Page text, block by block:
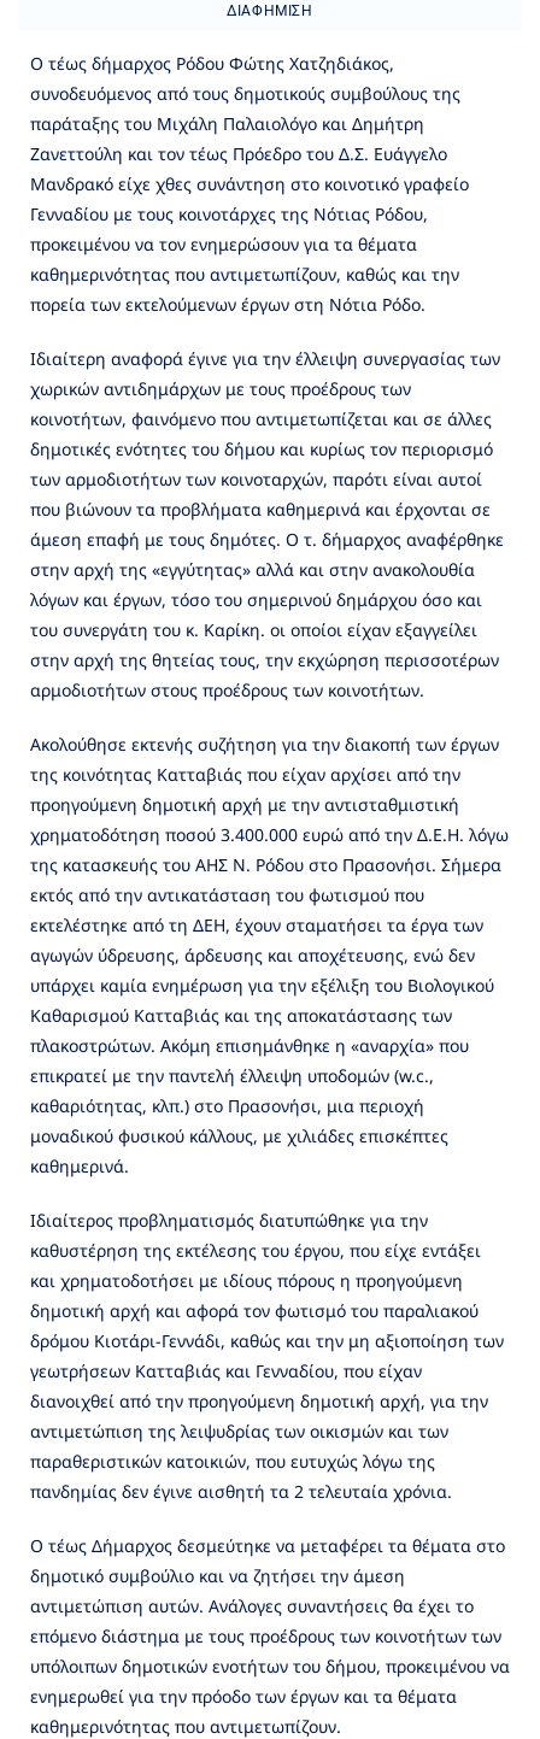
ΔΙΑΦΉΜΙΣΗ
Ο τέως δήμαρχος Ρόδου Φώτης Χατζηδιάκος,
συνοδευόμενος από τους δημοτικούς συμβούλους της
παράταξης του Μιχάλη Παλαιολόγο και Δημήτρη
Ζανεττούλη και τον τέως Πρόεδρο του Δ.Σ. Ευάγγελο
Μανδρακό είχε χθες συνάντηση στο κοινοτικό γραφείο
Γενναδίου με τους κοινοτάρχες της Νότιας Ρόδου,
προκειμένου να τον ενημερώσουν για τα θέματα
καθημερινότητας που αντιμετωπίζουν, καθώς και την
πορεία των εκτελούμενων έργων στη Νότια Ρόδο.
Ιδιαίτερη αναφορά έγινε για την έλλειψη συνεργασίας των
χωρικών αντιδημάρχων με τους προέδρους των
κοινοτήτων, φαινόμενο που αντιμετωπίζεται και σε άλλες
δημοτικές ενότητες του δήμου και κυρίως τον περιορισμό
των αρμοδιοτήτων των κοινοταρχών, παρότι είναι αυτοί
που βιώνουν τα προβλήματα καθημερινά και έρχονται σε
άμεση επαφή με τους δημότες. Ο τ. δήμαρχος αναφέρθηκε
στην αρχή της «εγγύτητας» αλλά και στην ανακολουθία
λόγων και έργων, τόσο του σημερινού δημάρχου όσο και
του συνεργάτη του κ. Καρίκη. οι οποίοι είχαν εξαγγείλει
στην αρχή της θητείας τους, την εκχώρηση περισσοτέρων
αρμοδιοτήτων στους προέδρους των κοινοτήτων.
Ακολούθησε εκτενής συζήτηση για την διακοπή των έργων
της κοινότητας Κατταβιάς που είχαν αρχίσει από την
προηγούμενη δημοτική αρχή με την αντισταθμιστική
χρηματοδότηση ποσού 3.400.000 ευρώ από την Δ.Ε.Η. λόγω
της κατασκευής του ΑΗΣ Ν. Ρόδου στο Πρασονήσι. Σήμερα
εκτός από την αντικατάσταση του φωτισμού που
εκτελέστηκε από τη ΔΕΗ, έχουν σταματήσει τα έργα των
αγωγών ύδρευσης, άρδευσης και αποχέτευσης, ενώ δεν
υπάρχει καμία ενημέρωση για την εξέλιξη του Βιολογικού
Καθαρισμού Κατταβιάς και της αποκατάστασης των
πλακοστρώτων. Ακόμη επισημάνθηκε η «αναρχία» που
επικρατεί με την παντελή έλλειψη υποδομών (w.c.,
καθαριότητας, κλπ.) στο Πρασονήσι, μια περιοχή
μοναδικού φυσικού κάλλους, με χιλιάδες επισκέπτες
καθημερινά.
Ιδιαίτερος προβληματισμός διατυπώθηκε για την
καθυστέρηση της εκτέλεσης του έργου, που είχε εντάξει
και χρηματοδοτήσει με ιδίους πόρους η προηγούμενη
δημοτική αρχή και αφορά τον φωτισμό του παραλιακού
δρόμου Κιοτάρι-Γεννάδι, καθώς και την μη αξιοποίηση των
γεωτρήσεων Κατταβιάς και Γενναδίου, που είχαν
διανοιχθεί από την προηγούμενη δημοτική αρχή, για την
αντιμετώπιση της λειψυδρίας των οικισμών και των
παραθεριστικών κατοικιών, που ευτυχώς λόγω της
πανδημίας δεν έγινε αισθητή τα 2 τελευταία χρόνια.
Ο τέως Δήμαρχος δεσμεύτηκε να μεταφέρει τα θέματα στο
δημοτικό συμβούλιο και να ζητήσει την άμεση
αντιμετώπιση αυτών. Ανάλογες συναντήσεις θα έχει το
επόμενο διάστημα με τους προέδρους των κοινοτήτων των
υπόλοιπων δημοτικών ενοτήτων του δήμου, προκειμένου να
ενημερωθεί για την πρόοδο των έργων και τα θέματα
καθημερινότητας που αντιμετωπίζουν.